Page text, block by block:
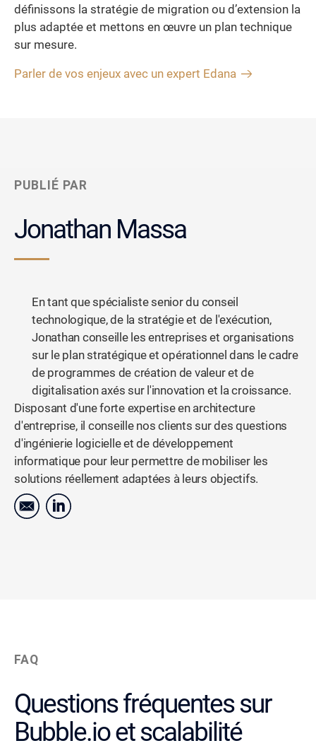
définissons la stratégie de migration ou d’extension la
plus adaptée et mettons en œuvre un plan technique
sur mesure.
Parler de vos enjeux avec un expert Edana
PUBLIÉ PAR
Jonathan Massa
En tant que spécialiste senior du conseil
technologique, de la stratégie et de l'exécution,
Jonathan conseille les entreprises et organisations
sur le plan stratégique et opérationnel dans le cadre
de programmes de création de valeur et de
digitalisation axés sur l'innovation et la croissance.
Disposant d'une forte expertise en architecture
d'entreprise, il conseille nos clients sur des questions
d'ingénierie logicielle et de développement
informatique pour leur permettre de mobiliser les
solutions réellement adaptées à leurs objectifs.
FAQ
Questions fréquentes sur
Bubble.io et scalabilité